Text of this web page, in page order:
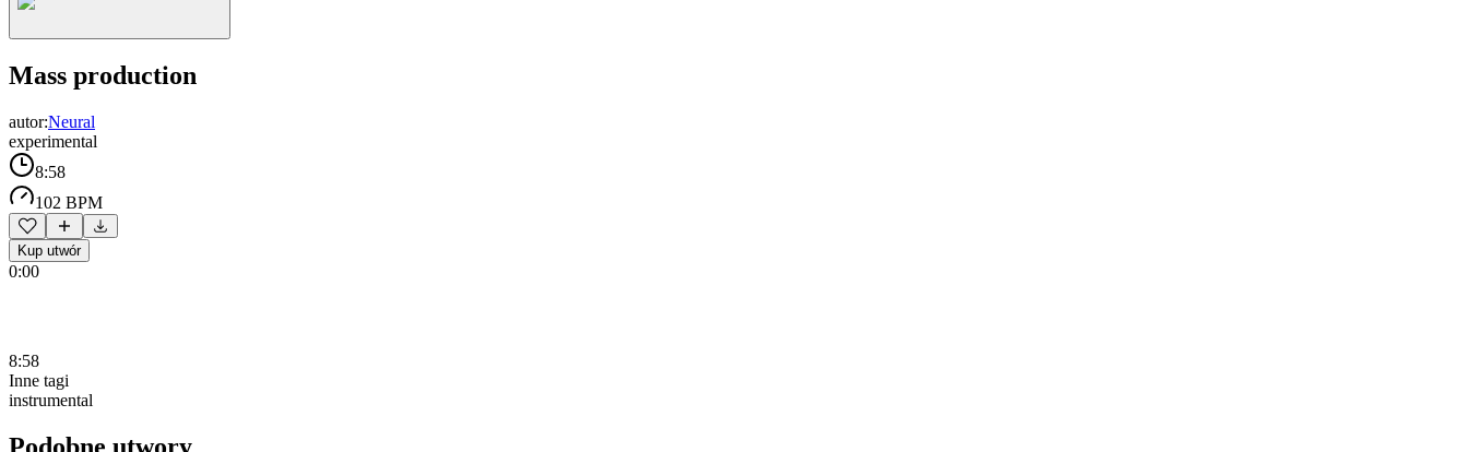
Mass production
autor:Neural
experimental
8:58
102 BPM
Kup utwór
0:00
8:58
Inne tagi
instrumental
Podobne utwory